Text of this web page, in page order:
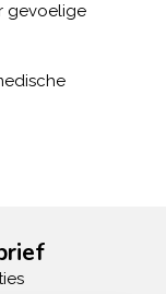
gevoelige